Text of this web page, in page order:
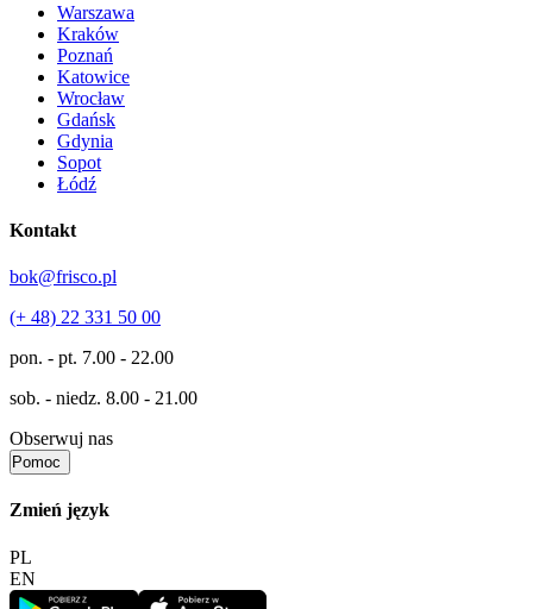
Warszawa
Kraków
Poznań
Katowice
Wrocław
Gdańsk
Gdynia
Sopot
Łódź
Kontakt
bok@frisco.pl
(+ 48) 22 331 50 00
pon. - pt. 7.00 - 22.00
sob. - niedz. 8.00 - 21.00
Obserwuj nas
Pomoc
Zmień język
PL
EN